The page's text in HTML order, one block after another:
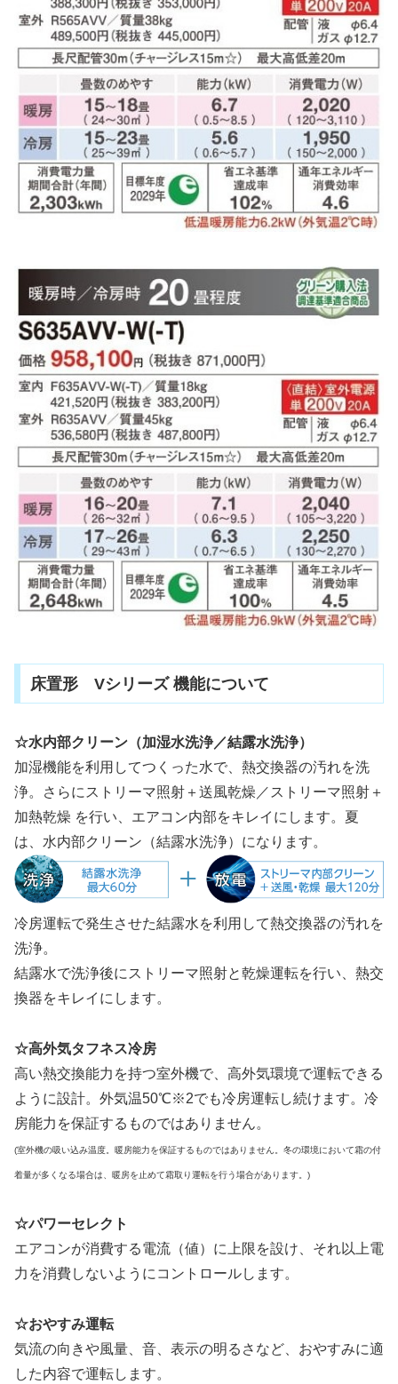
床置形 Vシリーズ 機能について
☆水内部クリーン（加湿水洗浄／結露水洗浄）
加湿機能を利用してつくった水で、熱交換器の汚れを洗
浄。さらにストリーマ照射＋送風乾燥／ストリーマ照射＋
加熱乾燥 を行い、エアコン内部をキレイにします。夏
は、水内部クリーン（結露水洗浄）になります。
冷房運転で発生させた結露水を利用して熱交換器の汚れを
洗浄。
結露水で洗浄後にストリーマ照射と乾燥運転を行い、熱交
換器をキレイにします。
☆高外気タフネス冷房
高い熱交換能力を持つ室外機で、高外気環境で運転できる
ように設計。外気温50℃※2でも冷房運転し続けます。冷
房能力を保証するものではありません。
(室外機の吸い込み温度。暖房能力を保証するものではありません。冬の環境において霜の付
着量が多くなる場合は、暖房を止めて霜取り運転を行う場合があります。)
☆パワーセレクト
エアコンが消費する電流（値）に上限を設け、それ以上電
力を消費しないようにコントロールします。
☆おやすみ運転
気流の向きや風量、音、表示の明るさなど、おやすみに適
した内容で運転します。